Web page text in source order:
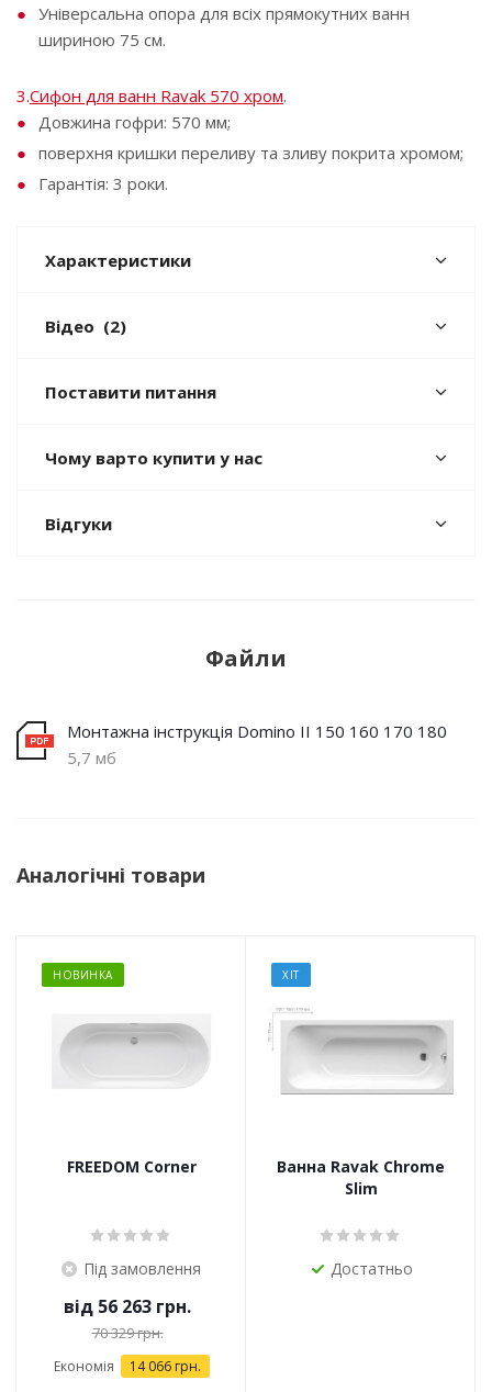
Універсальна опора для всіх прямокутних ванн
шириною 75 см.
3.Сифон для ванн Ravak 570 хром.
Довжина гофри: 570 мм;
поверхня кришки переливу та зливу покрита хромом;
Гарантія: 3 роки.
Характеристики
Відео (2)
Поставити питання
Чому варто купити у нас
Відгуки
Файли
Монтажна інструкція Domino II 150 160 170 180
5,7 мб
Аналогічні товари
НОВИНКА
FREEDOM Corner
Під замовлення
від 56 263 грн.
70 329 грн.
Економія 14 066 грн.
ХІТ
Ванна Ravak Chrome
Slim
Достатньо